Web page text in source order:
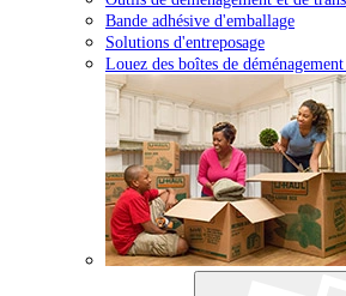
Bande adhésive d'emballage
Solutions d'entreposage
Louez des boîtes de